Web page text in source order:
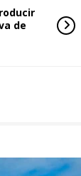
de